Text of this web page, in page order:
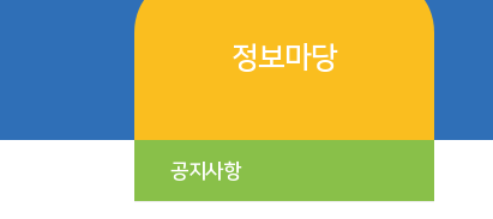
정보마당
공지사항